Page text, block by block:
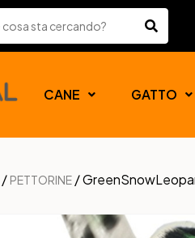
CANE GATTO
/ PETTORINE /